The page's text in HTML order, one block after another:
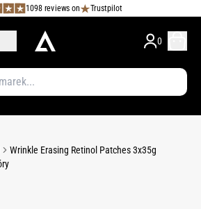
1098 reviews on Trustpilot
0
Wrinkle Erasing Retinol Patches 3x35g